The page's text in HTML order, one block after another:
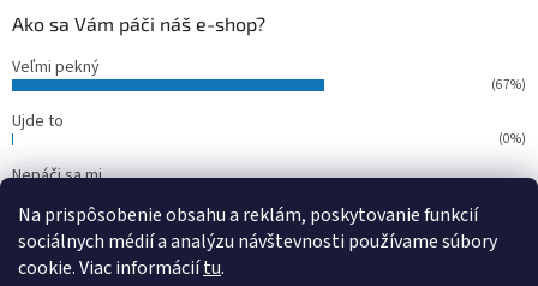
Na prispôsobenie obsahu a reklám, poskytovanie funkcií
sociálnych médií a analýzu návštevnosti používame súbory
cookie. Viac informáciítu.
Ako sa Vám páči náš e-shop?
Veľmi pekný
(67%)
Ujde to
(0%)
Nepáči sa mi
Počet hlasov: 15